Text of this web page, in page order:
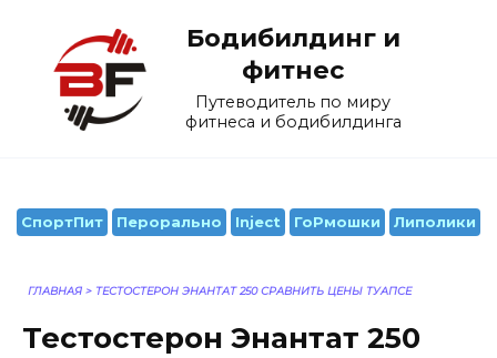
содержанию
Бодибилдинг и
фитнес
Путеводитель по миру
фитнеса и бодибилдинга
СпортПит Перорально Inject ГоРмошки Липолики
ГЛАВНАЯ > ТЕСТОСТЕРОН ЭНАНТАТ 250 СРАВНИТЬ ЦЕНЫ ТУАПСЕ
Тестостерон Энантат 250